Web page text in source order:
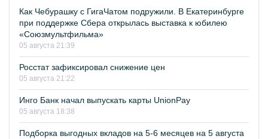
Как Чебурашку с ГигаЧатом подружили. В Екатеринбурге
при поддержке Сбера открылась выставка к юбилею
«Союзмультфильма»
05 августа 21:39
Росстат зафиксировал снижение цен
05 августа 21:22
Инго Банк начал выпускать карты UnionPay
05 августа 18:38
Подборка выгодных вкладов на 5-6 месяцев на 5 августа